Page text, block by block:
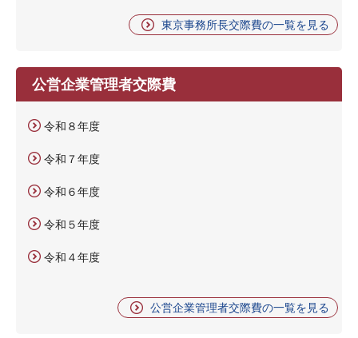
東京事務所長交際費の一覧を見る
公営企業管理者交際費
令和８年度
令和７年度
令和６年度
令和５年度
令和４年度
公営企業管理者交際費の一覧を見る